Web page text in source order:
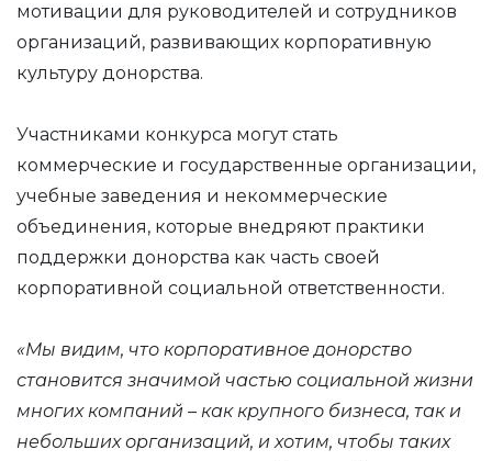
мотивации для руководителей и сотрудников
организаций, развивающих корпоративную
культуру донорства.
Участниками конкурса могут стать
коммерческие и государственные организации,
учебные заведения и некоммерческие
объединения, которые внедряют практики
поддержки донорства как часть своей
корпоративной социальной ответственности.
«Мы видим, что корпоративное донорство
становится значимой частью социальной жизни
многих компаний – как крупного бизнеса, так и
небольших организаций, и хотим, чтобы таких